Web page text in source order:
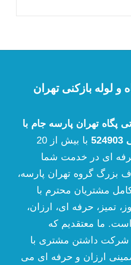
لوله بازکنی تهران
تهران پارسه جام با
با بیش از 20
ای در خدمت شما
بزرگ گروه تهران پارسه،
مشتریان محترم با
تمیز، حرفه ای، ارزان،
ما معتقدیم که
شرکت داشتن مشتری با
ارزان و حرفه ای می